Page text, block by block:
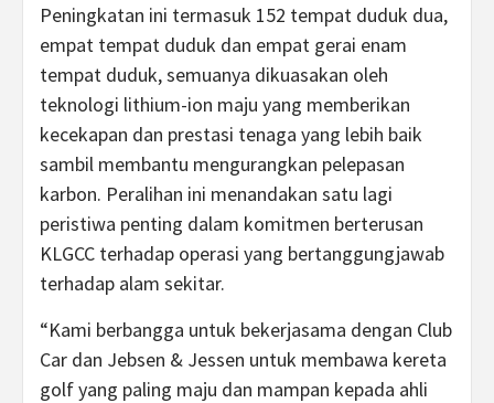
Peningkatan ini termasuk 152 tempat duduk dua,
empat tempat duduk dan empat gerai enam
tempat duduk, semuanya dikuasakan oleh
teknologi lithium-ion maju yang memberikan
kecekapan dan prestasi tenaga yang lebih baik
sambil membantu mengurangkan pelepasan
karbon. Peralihan ini menandakan satu lagi
peristiwa penting dalam komitmen berterusan
KLGCC terhadap operasi yang bertanggungjawab
terhadap alam sekitar.
“Kami berbangga untuk bekerjasama dengan Club
Car dan Jebsen & Jessen untuk membawa kereta
golf yang paling maju dan mampan kepada ahli